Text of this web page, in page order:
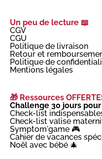
Un peu de lecture 📖
CGV
CGU
Politique de livraison
Retour et
Politique de
Mentions légales
🎁 Ressources
Challenge 30 jours
Check-list
Check-list valise
Symptom'game 🎮
Cahier de vacances
Noël avec bébé 🎄